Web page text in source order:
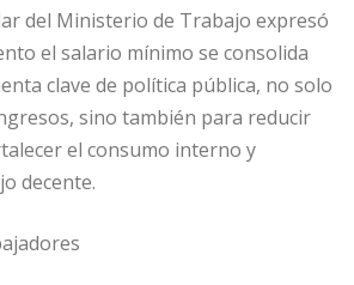
del Ministerio de Trabajo expresó
el salario mínimo se consolida
clave de política pública, no solo
sino también para reducir
el consumo interno y
decente.